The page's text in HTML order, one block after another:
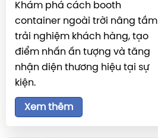
Khám phá cách booth
container ngoài trời nâng tầm
trải nghiệm khách hàng, tạo
điểm nhấn ấn tượng và tăng
nhận diện thương hiệu tại sự
kiện.
Xem thêm